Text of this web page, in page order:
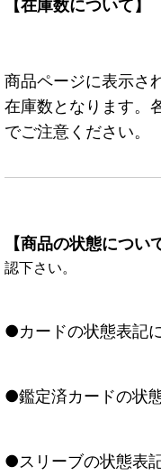
【在庫数について】
商品ページに表示さ
在庫数となります。
でご注意ください。
【商品の状態につい
認下さい。
●カードの状態表記
●鑑定済カードの状
●スリーブの状態表